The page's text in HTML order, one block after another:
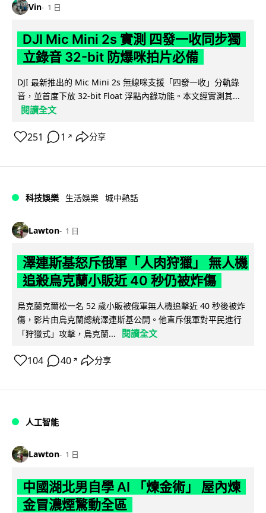
Vin 1 日
DJI Mic Mini 2s 實測 四發一收同步獨
立錄音 32-bit 防爆咪拍片必備
DJI 最新推出的 Mic Mini 2s 無線咪支援「四發一收」分軌錄
音，並首度下放 32-bit Float 浮點內錄功能。本文經實測其...
閱讀全文
251 1 ↗ 分享
科技娛樂 生活娛樂 城中熱話
Lawton 1 日
澤連斯基怒斥俄軍「人肉狩獵」 無人機
追殺烏克蘭小販近 40 秒仍被炸傷
烏克蘭克爾松一名 52 歲小販被俄軍無人機追擊近 40 秒後被炸
傷，影片由烏克蘭總統澤連斯基公開。他直斥俄軍對平民進行
「狩獵式」攻擊，烏克蘭...
閱讀全文
104 40 ↗ 分享
人工智能
Lawton 1 日
中國湖北男自學 AI 「煉金術」 屋內煉
金冒濃煙驚動全區